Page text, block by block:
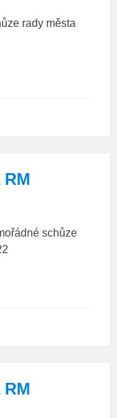
rady města
schůze